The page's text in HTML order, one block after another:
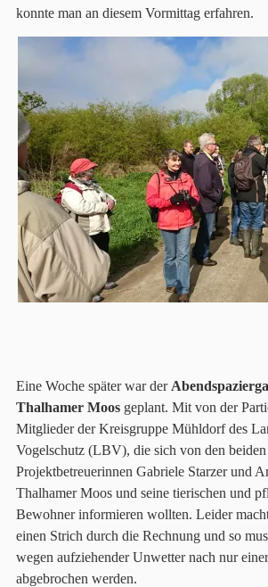
konnte man an diesem Vormittag erfahren.
Eine Woche später war der
Thalhamer Moosgeplant. Mit von der
Mitglieder der Kreisgruppe Mühldorf des
Vogelschutz (LBV), die sich von den beiden
Projektbetreuerinnen Gabriele Starzer und
Thalhamer Moos und seine tierischen und
Bewohner informieren wollten. Leider
einen Strich durch die Rechnung und so
wegen aufziehender Unwetter nach nur
abgebrochen werden.